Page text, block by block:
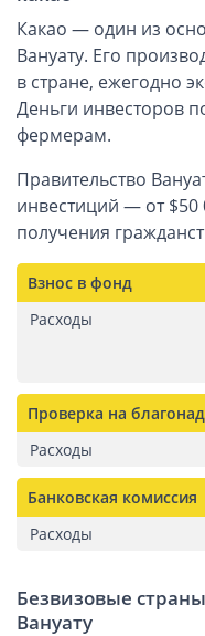
Какао — один из
Вануату. Его
в стране, ежегодно
Деньги инвесторов
фермерам.
Правительство
инвестиций — от $50
получения
Взнос в фонд
Расходы
Проверка на
Расходы
Банковская комиссия
Расходы
Безвизовые
Вануату